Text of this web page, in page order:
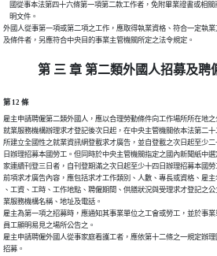
國從事本法第四十六條第一項第二款工作者，免附畢業證書或相關
    明文件。
外國人從事第一項或第二項之工作，應取得執業資格、符合一定執業
及條件者，另應符合中央目的事業主管機關所定之法令規定。
第 三 章 第二類外國人招募及聘
第 12 條
雇主申請聘僱第二類外國人，應以合理勞動條件向工作場所所在地之
就業服務機構辦理求才登記後次日起，在中央主管機關依本法第二十
所建立全國性之就業資訊網登載求才廣告，並自登載之次日起至少二
日辦理招募本國勞工。但同時於中央主管機關指定之國內新聞紙中選
家連續刊登三日者，自刊登期滿之次日起至少十四日辦理招募本國勞
前項求才廣告內容，應包括求才工作類別、人數、專長或資格、雇主
、工資、工時、工作地點、聘僱期間、供膳狀況與受理求才登記之公
業服務機構名稱、地址及電話。
雇主為第一項之招募時，應通知其事業單位之工會或勞工，並於事業
員工顯明易見之場所公告之。
雇主申請聘僱外國人從事家庭看護工者，應依第十二條之一規定辦理
招募。